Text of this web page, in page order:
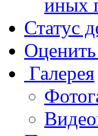
иных
Статус
Оценить
Галерея